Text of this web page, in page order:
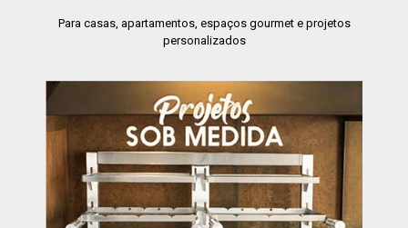
Para casas, apartamentos, espaços gourmet e projetos
personalizados